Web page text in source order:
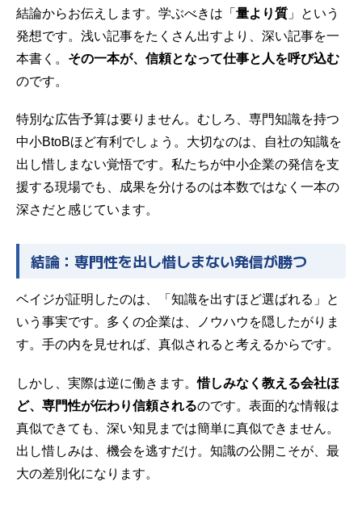
結論からお伝えします。学ぶべきは「 量より質 」という
発想です。浅い記事をたくさん出すより、深い記事を一
本書く。 その一本が、信頼となって仕事と人を呼び込む
のです。
特別な広告予算は要りません。むしろ、専門知識を持つ
中小BtoBほど有利でしょう。大切なのは、自社の知識を
出し惜しまない覚悟です。私たちが中小企業の発信を支
援する現場でも、成果を分けるのは本数ではなく一本の
深さだと感じています。
結論：専門性を出し惜しまない発信が勝つ
ベイジが証明したのは、「知識を出すほど選ばれる」と
いう事実です。多くの企業は、ノウハウを隠したがりま
す。手の内を見せれば、真似されると考えるからです。
しかし、実際は逆に働きます。惜しみなく教える会社ほ
ど、専門性が伝わり信頼されるのです。表面的な情報は
真似できても、深い知見までは簡単に真似できません。
出し惜しみは、機会を逃すだけ。知識の公開こそが、最
大の差別化になります。